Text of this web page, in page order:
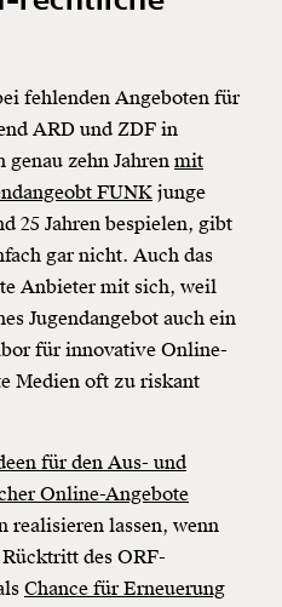
fehlenden Angeboten für
ARD und ZDF in
zehn Jahren mit
FUNK junge
25 Jahren bespielen, gibt
gar nicht. Auch das
Anbieter mit sich, weil
Jugendangebot auch ein
für innovative Online-
Medien oft zu riskant
für den Aus- und
Online-Angebote
realisieren lassen, wenn
des ORF-
Chance für Erneuerung